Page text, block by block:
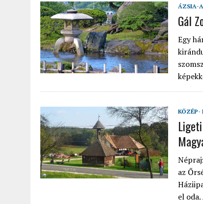
ÁZSIA-
Gál
Egy
KÖZÉP-
az
el